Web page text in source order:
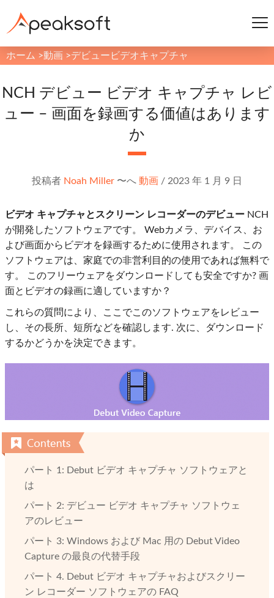
ホーム >動画 >デビュービデオキャプチャ
NCH デビュー ビデオ キャプチャ レビ
ュー – 画面を録画する価値はあります
か
投稿者 Noah Miller 〜へ 動画 / 2023 年 1 月 9 日
ビデオ キャプチャとスクリーン レコーダーのデビュー NCH
が開発したソフトウェアです。 Webカメラ、デバイス、お
よび画面からビデオを録画するために使用されます。 この
ソフトウェアは、家庭での非営利目的の使用であれば無料で
す。 このフリーウェアをダウンロードしても安全ですか? 画
面とビデオの録画に適していますか？
これらの質問により、ここでこのソフトウェアをレビュー
し、その長所、短所などを確認します. 次に、ダウンロード
するかどうかを決定できます。
パート 1: Debut ビデオ キャプチャ ソフトウェアと
は
パート 2: デビュー ビデオ キャプチャ ソフトウェ
アのレビュー
パート 3: Windows および Mac 用の Debut Video
Capture の最良の代替手段
パート 4. Debut ビデオ キャプチャおよびスクリー
ン レコーダー ソフトウェアの FAQ